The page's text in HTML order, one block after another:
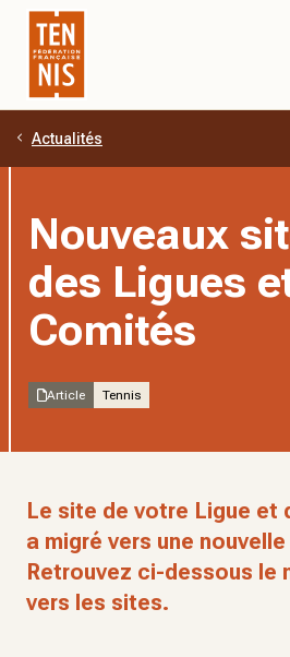
Aller au contenu principal
Actualités
Nouveaux
des Ligues
Comités
Article Tennis
Le site de votre Ligue et
a migré vers une
Retrouvez ci-dessous le
vers les sites.